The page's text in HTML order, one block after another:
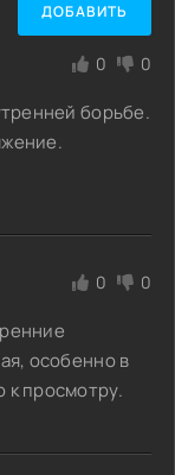
ДОБАВИТЬ
0 0
борьбе.
0 0
особенно в
просмотру.